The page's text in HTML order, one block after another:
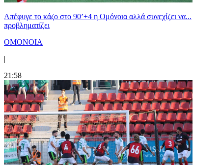
Απέφυγε το κάζο στο 90’+4 η Ομόνοια αλλά συνεχίζει να...
προβληματίζει
ΟΜΟΝΟΙΑ
|
21:58